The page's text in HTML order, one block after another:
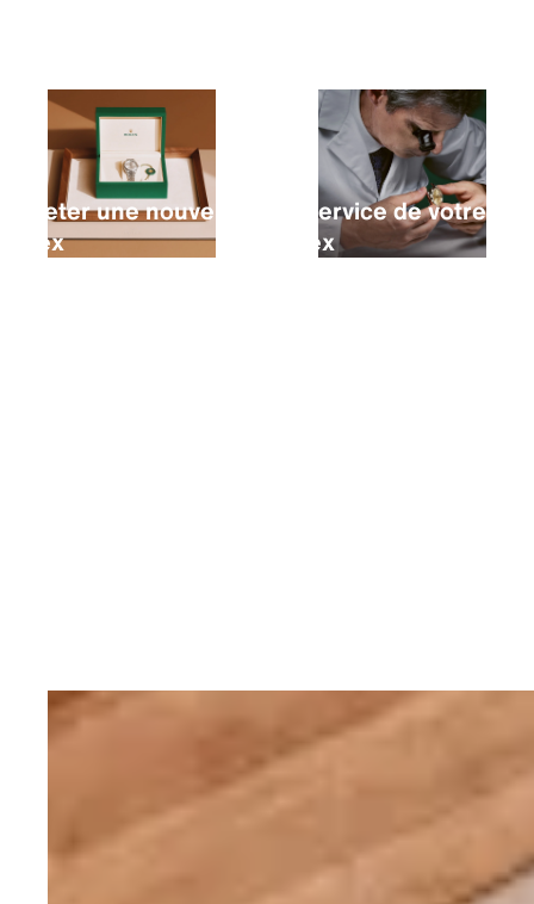
Acheter une nouvelle
Rolex
Le service de votre
Rolex